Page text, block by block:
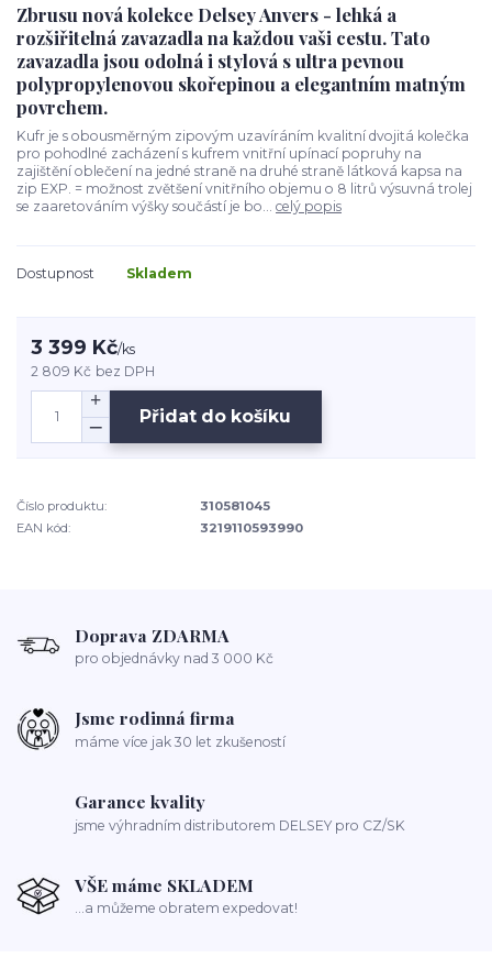
Zbrusu nová kolekce Delsey Anvers - lehká a
rozšiřitelná zavazadla na každou vaši cestu. Tato
zavazadla jsou odolná i stylová s ultra pevnou
polypropylenovou skořepinou a elegantním matným
povrchem.
Kufr je s obousměrným zipovým uzavíráním kvalitní dvojitá kolečka
pro pohodlné zacházení s kufrem vnitřní upínací popruhy na
zajištění oblečení na jedné straně na druhé straně látková kapsa na
zip EXP. = možnost zvětšení vnitřního objemu o 8 litrů výsuvná trolej
se zaaretováním výšky součástí je bo... celý popis
Dostupnost Skladem
3 399 Kč/ks
2 809 Kč bez DPH
Přidat do košíku
Číslo produktu:
310581045
EAN kód:
3219110593990
Doprava ZDARMA
pro objednávky nad 3 000 Kč
Jsme rodinná firma
máme více jak 30 let zkušeností
Garance kvality
jsme výhradním distributorem DELSEY pro CZ/SK
VŠE máme SKLADEM
...a můžeme obratem expedovat!